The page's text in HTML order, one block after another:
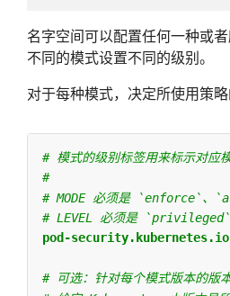
名字空间可以配置任何一种或
不同的模式设置不同的级别。
对于每种模式，决定所使用策略
# 模式的级别标签用来标示对应
#
# MODE 必须是 `enforce`
# LEVEL 必须是
pod-security.kubernetes.io/
# 可选：针对每个模式版本的版